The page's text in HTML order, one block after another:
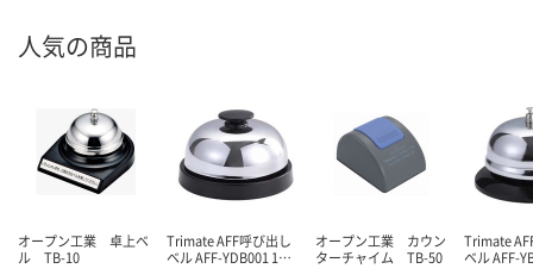
人気の商品
オープン工業 卓上ベ
ル TB-10
Trimate AFF呼び出し
ベル AFF-YDB001 1…
オープン工業 カウン
ターチャイム TB-50
Trimate
ベル AFF-